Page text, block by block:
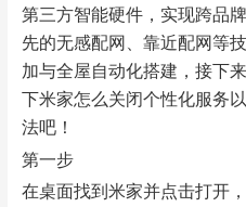
第三方智能硬件，实现跨品
先的无感配网、靠近配网等
加与全屋自动化搭建，接下
下米家怎么关闭个性化服务
法吧！
第一步
在桌面找到米家并点击打开，